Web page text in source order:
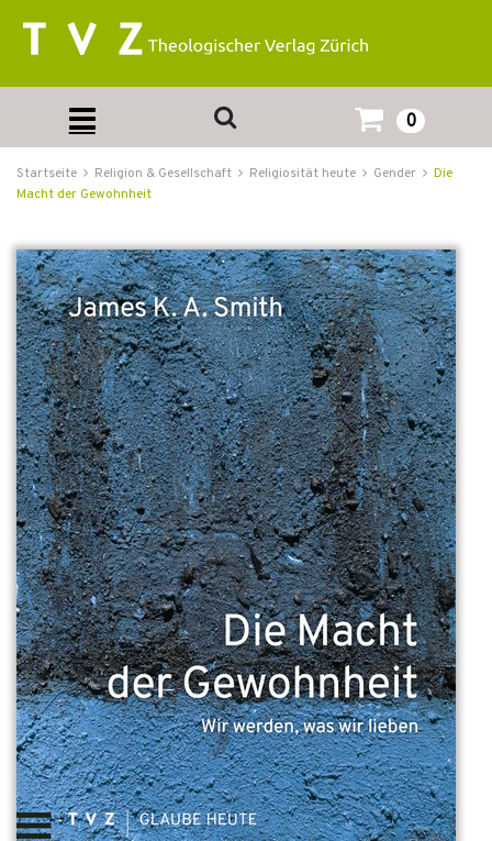
0
Startseite Religion & Gesellschaft Religiosität heute Gender
Die
Macht der Gewohnheit